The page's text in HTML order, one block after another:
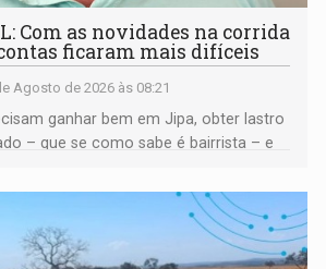
Com as novidades na corrida
ficaram mais difíceis
Agosto de 2026 às 08:21
ganhar bem em Jipa, obter lastro
– que se como sabe é bairrista – e